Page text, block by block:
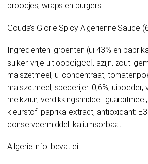
broodjes, wraps en burgers.
Gouda’s Glorie Spicy Algerienne Sauce
Ingrediënten: groenten (ui 43% en
suiker, vrije uitloopeigeel , azijn, zout,
maiszetmeel, ui concentraat,
maiszetmeel, specerijen 0,6%, uipoeder,
melkzuur, verdikkingsmiddel:
kleurstof: paprika-extract, antioxidant:
conserveermiddel: kaliumsorbaat.
Allgerie info: bevat ei